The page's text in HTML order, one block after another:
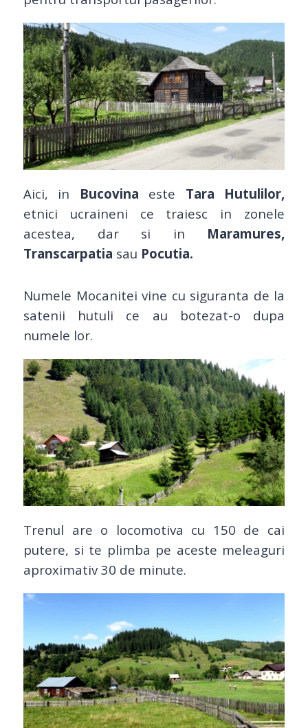
Aici, in Bucovina este Tara Hutulilor,
etnici ucraineni ce traiesc in zonele
acestea, dar si in Maramures,
Transcarpatia sau Pocutia.
Numele Mocanitei vine cu siguranta de la
satenii hutuli ce au botezat-o dupa
numele lor.
Trenul are o locomotiva cu 150 de cai
putere, si te plimba pe aceste meleaguri
aproximativ 30 de minute.